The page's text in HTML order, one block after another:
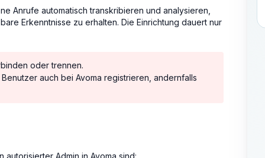
Anrufe automatisch transkribieren und analysieren,
Erkenntnisse zu erhalten. Die Einrichtung dauert nur
oder trennen.
auch bei Avoma registrieren, andernfalls
Admin in Avoma sind: